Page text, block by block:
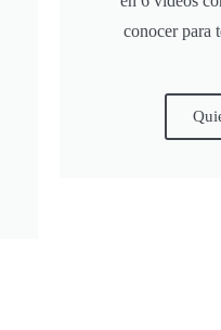
conocer para